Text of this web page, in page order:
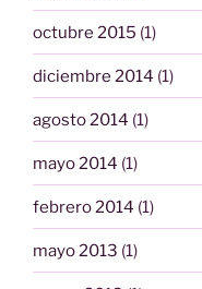
octubre 2015 (1)
diciembre 2014 (1)
agosto 2014 (1)
mayo 2014 (1)
febrero 2014 (1)
mayo 2013 (1)